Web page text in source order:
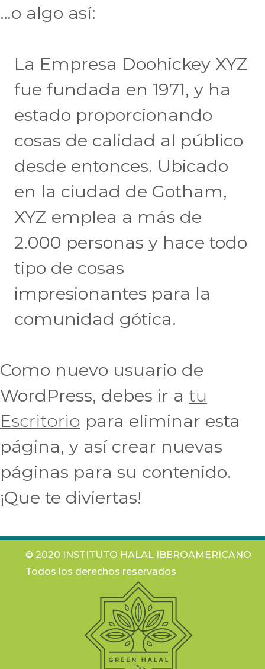
…o algo así:
La Empresa Doohickey XYZ
fue fundada en 1971, y ha
estado proporcionando
cosas de calidad al público
desde entonces. Ubicado
en la ciudad de Gotham,
XYZ emplea a más de
2.000 personas y hace todo
tipo de cosas
impresionantes para la
comunidad gótica.
Como nuevo usuario de
WordPress, debes ir a tu
Escritorio para eliminar esta
página, y así crear nuevas
páginas para su contenido.
¡Que te diviertas!
© 2020 INSTITUTO HALAL IBEROAMERICANO
Todos los derechos reservados